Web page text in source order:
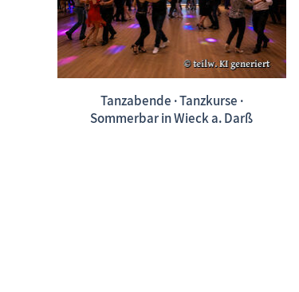
Tanzabende · Tanzkurse ·
Sommerbar in Wieck a. Darß